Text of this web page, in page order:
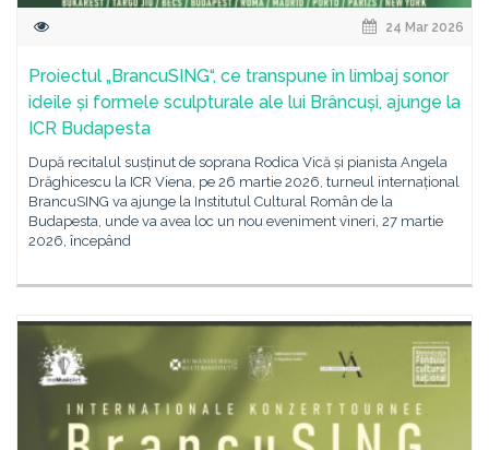
24 Mar 2026
Proiectul „BrancuSING“, ce transpune în limbaj sonor
ideile și formele sculpturale ale lui Brâncuși, ajunge la
ICR Budapesta
După recitalul susținut de soprana Rodica Vică și pianista Angela
Drăghicescu la ICR Viena, pe 26 martie 2026, turneul internațional
BrancuSING va ajunge la Institutul Cultural Român de la
Budapesta, unde va avea loc un nou eveniment vineri, 27 martie
2026, începând